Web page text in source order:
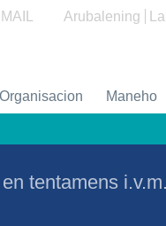
Arubalening
Organisacion Maneho
tentamens